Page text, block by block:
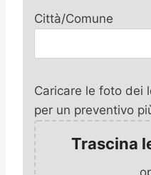
Città/Comune
Caricare le foto dei
per un preventivo
Trascina